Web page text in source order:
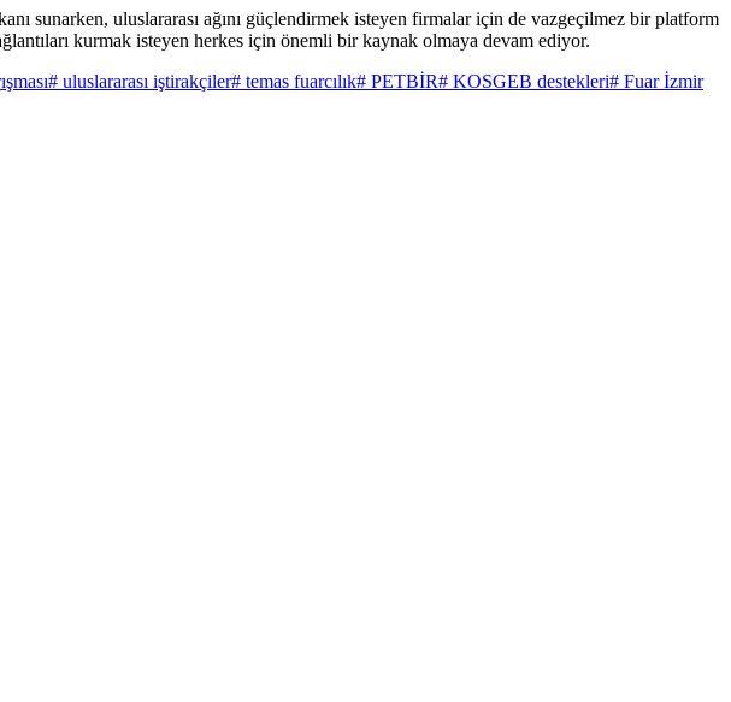
sunarken, uluslararası ağını güçlendirmek isteyen firmalar için de vazgeçilmez bir platform
kurmak isteyen herkes için önemli bir kaynak olmaya devam ediyor.
# uluslararası iştirakçiler# temas fuarcılık# PETBİR# KOSGEB destekleri# Fuar İzmir